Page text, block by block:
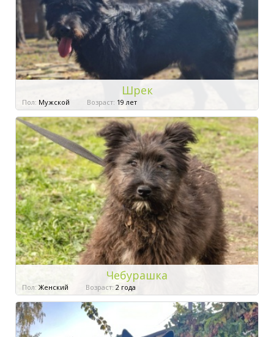
Шрек
Пол: Мужской Возраст: 19 лет
Чебурашка
Пол: Женский Возраст: 2 года